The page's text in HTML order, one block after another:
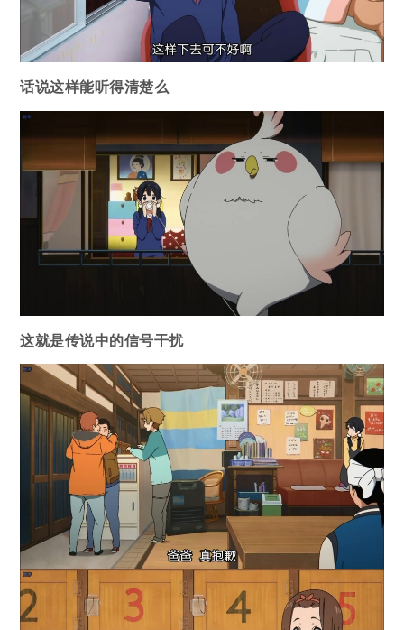
话说这样能听得清楚么
这就是传说中的信号干扰